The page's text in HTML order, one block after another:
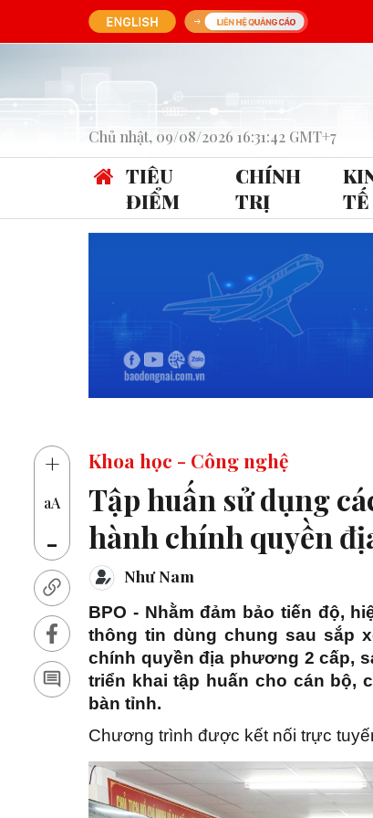
Chủ nhật, 09/08/2026 16:31:42 GMT+7
TIÊU
ĐIỂM
CHÍNH
TRỊ
TẾ
14 thủ
+
aA
-
Khoa học - Công nghệ
Tập huấn sử dụng
hành chính quyền
Như Nam
BPO - Nhằm đảm bảo tiến độ,
thông tin dùng chung sau sắp
chính quyền địa phương 2 cấp,
triển khai tập huấn cho cán bộ,
bàn tỉnh.
Chương trình được kết nối trực